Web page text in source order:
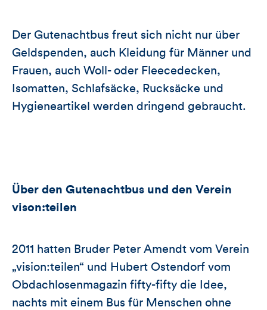
Der Gutenachtbus freut sich nicht nur über
Geldspenden, auch Kleidung für Männer und
Frauen, auch Woll- oder Fleecedecken,
Isomatten, Schlafsäcke, Rucksäcke und
Hygieneartikel werden dringend gebraucht.
Über den Gutenachtbus und den Verein
vison:teilen
2011 hatten Bruder Peter Amendt vom Verein
„vision:teilen“ und Hubert Ostendorf vom
Obdachlosenmagazin fifty-fifty die Idee,
nachts mit einem Bus für Menschen ohne